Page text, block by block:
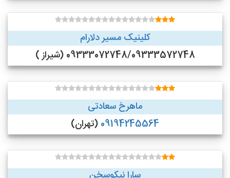
کلینیک مسیر دلارام
09333072748/09333572748 (شیراز )
ماهرخ سعادتی
09194245564 (تهران)